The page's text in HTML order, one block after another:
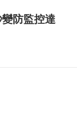
防監控達